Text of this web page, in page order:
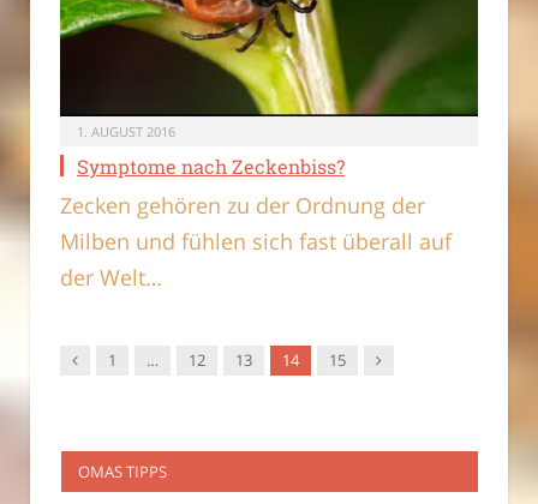
1. AUGUST 2016
Symptome nach Zeckenbiss?
Zecken gehören zu der Ordnung der
Milben und fühlen sich fast überall auf
der Welt…
Vorgänger
1 … 12 13 14 15 Nachfolger
OMAS TIPPS